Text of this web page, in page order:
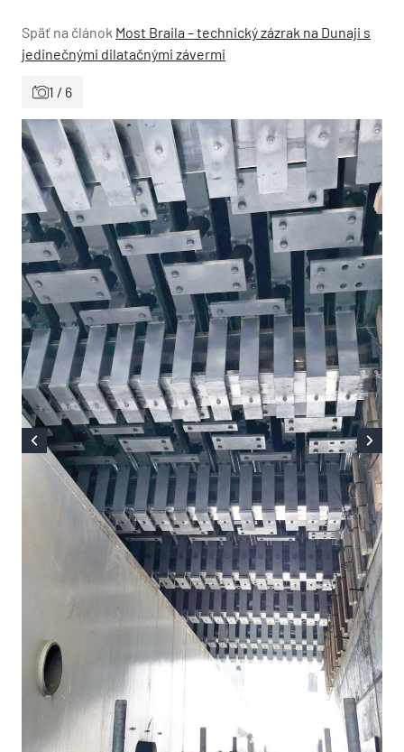
Späť na článok Most Braila – technický zázrak na Dunaji s
jedinečnými dilatačnými závermi
1 / 6